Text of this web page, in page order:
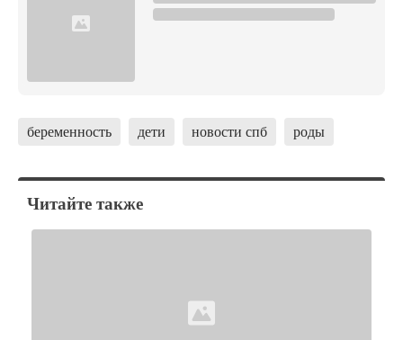
беременность дети новости спб роды
Читайте также